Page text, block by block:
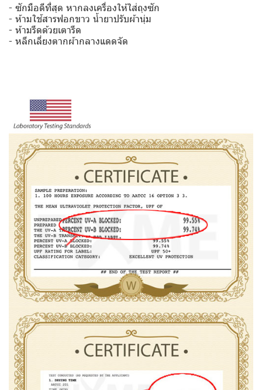
- ซักมือดีที่สุด หากลงเครื่องให้ใส่ถุงซัก
- ห้ามใช้สารฟอกขาว น้ำยาปรับผ้านุ่ม
- ห้ามรีดด้วยเตารีด
- หลีกเลี่ยงตากผ้ากลางแดดจัด